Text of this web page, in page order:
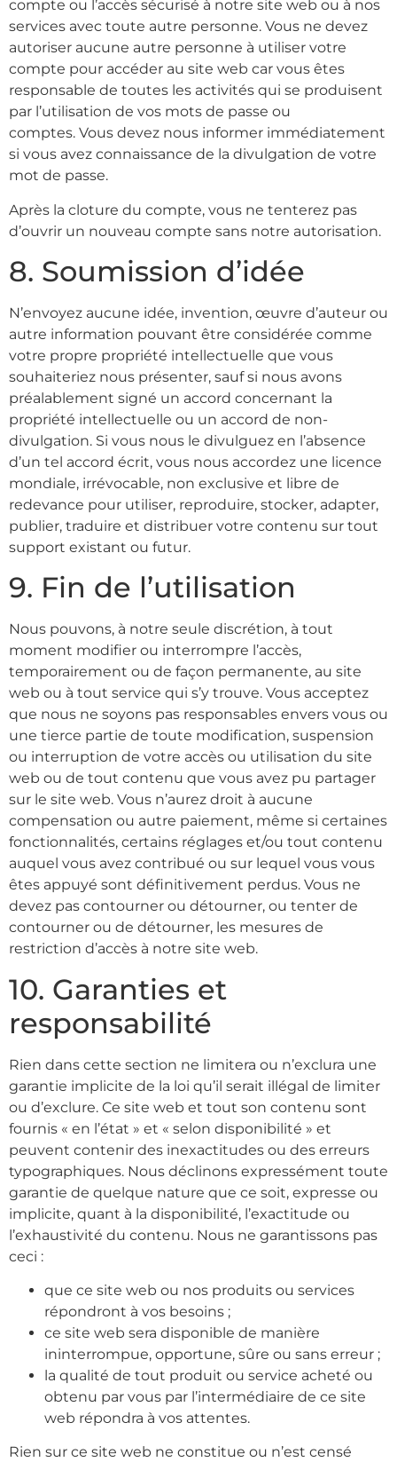
compte ou l’accès sécurisé à notre site web ou à nos
services avec toute autre personne. Vous ne devez
autoriser aucune autre personne à utiliser votre
compte pour accéder au site web car vous êtes
responsable de toutes les activités qui se produisent
par l’utilisation de vos mots de passe ou
comptes. Vous devez nous informer immédiatement
si vous avez connaissance de la divulgation de votre
mot de passe.
Après la cloture du compte, vous ne tenterez pas
d’ouvrir un nouveau compte sans notre autorisation.
8. Soumission d’idée
N’envoyez aucune idée, invention, œuvre d’auteur ou
autre information pouvant être considérée comme
votre propre propriété intellectuelle que vous
souhaiteriez nous présenter, sauf si nous avons
préalablement signé un accord concernant la
propriété intellectuelle ou un accord de non-
divulgation. Si vous nous le divulguez en l’absence
d’un tel accord écrit, vous nous accordez une licence
mondiale, irrévocable, non exclusive et libre de
redevance pour utiliser, reproduire, stocker, adapter,
publier, traduire et distribuer votre contenu sur tout
support existant ou futur.
9. Fin de l’utilisation
Nous pouvons, à notre seule discrétion, à tout
moment modifier ou interrompre l’accès,
temporairement ou de façon permanente, au site
web ou à tout service qui s’y trouve. Vous acceptez
que nous ne soyons pas responsables envers vous ou
une tierce partie de toute modification, suspension
ou interruption de votre accès ou utilisation du site
web ou de tout contenu que vous avez pu partager
sur le site web. Vous n’aurez droit à aucune
compensation ou autre paiement, même si certaines
fonctionnalités, certains réglages et/ou tout contenu
auquel vous avez contribué ou sur lequel vous vous
êtes appuyé sont définitivement perdus. Vous ne
devez pas contourner ou détourner, ou tenter de
contourner ou de détourner, les mesures de
restriction d’accès à notre site web.
10. Garanties et
responsabilité
Rien dans cette section ne limitera ou n’exclura une
garantie implicite de la loi qu’il serait illégal de limiter
ou d’exclure. Ce site web et tout son contenu sont
fournis « en l’état » et « selon disponibilité » et
peuvent contenir des inexactitudes ou des erreurs
typographiques. Nous déclinons expressément toute
garantie de quelque nature que ce soit, expresse ou
implicite, quant à la disponibilité, l’exactitude ou
l’exhaustivité du contenu. Nous ne garantissons pas
ceci :
que ce site web ou nos produits ou services
répondront à vos besoins ;
ce site web sera disponible de manière
ininterrompue, opportune, sûre ou sans erreur ;
la qualité de tout produit ou service acheté ou
obtenu par vous par l’intermédiaire de ce site
web répondra à vos attentes.
Rien sur ce site web ne constitue ou n’est censé